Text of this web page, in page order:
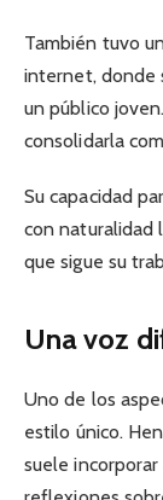
También tuvo
internet, donde
un público
consolidarla
Su capacidad
con naturalidad
que sigue su
Una voz
Uno de los
estilo único.
suele